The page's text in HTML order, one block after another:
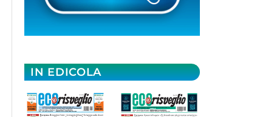
IN EDICOLA